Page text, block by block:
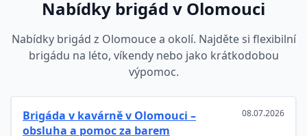
Nabídky brigád v Olomouci
Nabídky brigád z Olomouce a okolí. Najděte si flexibilní
brigádu na léto, víkendy nebo jako krátkodobou
výpomoc.
Brigáda v kavárně v Olomouci –
obsluha a pomoc za barem
08.07.2026